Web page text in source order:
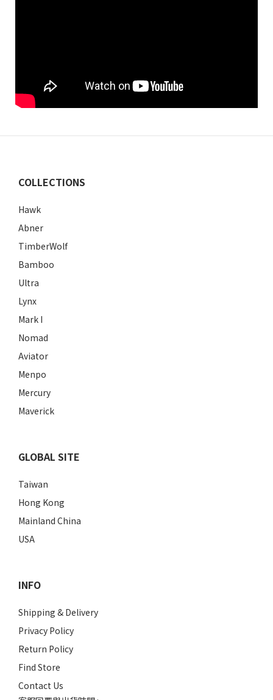
COLLECTIONS
Hawk
Abner
TimberWolf
Bamboo
Ultra
Lynx
Mark I
Nomad
Aviator
Menpo
Mercury
Maverick
GLOBAL SITE
Taiwan
Hong Kong
Mainland China
USA
INFO
Shipping & Delivery
Privacy Policy
Return Policy
Find Store
Contact Us